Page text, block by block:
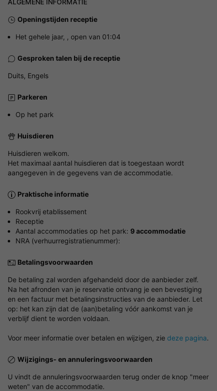
ALGEMENE INFORMATIE
Openingstijden receptie
Het gehele jaar, , open van 01:04
Gesproken talen bij de receptie
Duits, Engels
Parkeren
Op het park
Huisdieren
Huisdieren welkom.
Het maximaal aantal huisdieren dat is toegestaan wordt
aangegeven in de gegevens van de accommodatie.
Praktische informatie
Rookvrij etablissement
Receptie
Aantal accommodaties op het park: 9 accommodatie
NRA (verhuurregistratienummer):
Betalingsvoorwaarden
De betaling zal worden afgehandeld door de aanbieder zelf.
Na het afronden van je reservatie ontvang je een bevestiging
en een factuur met betalingsinstructies van de aanbieder. Let
op: het kan zijn dat de (aan)betaling vóór aankomst van je
verblijf dient te worden voldaan.
Voor meer informatie over betalen en wijzigen, zie deze pagina.
Wijzigings- en annuleringsvoorwaarden
U vindt de annuleringsvoorwaarden terug onder de knop "meer
weten" van de accommodatie.